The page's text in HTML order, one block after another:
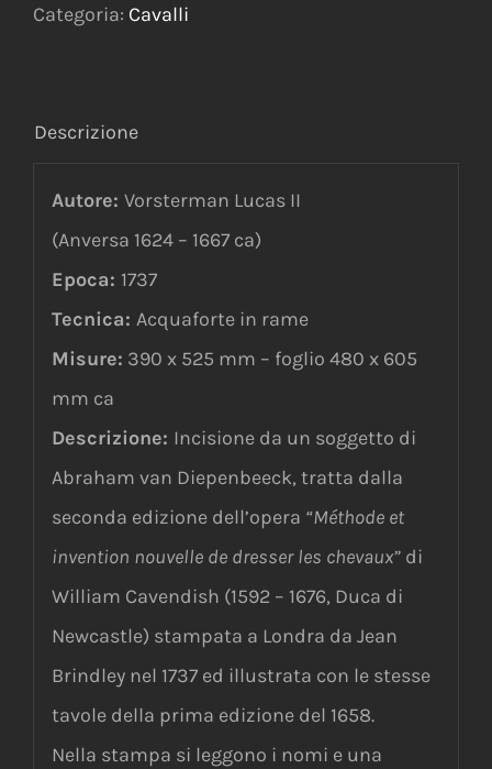
Categoria: Cavalli
Descrizione
Autore: Vorsterman Lucas II
(Anversa 1624 – 1667 ca)
Epoca: 1737
Tecnica: Acquaforte in rame
Misure: 390 x 525 mm – foglio 480 x 605
mm ca
Descrizione: Incisione da un soggetto di
Abraham van Diepenbeeck, tratta dalla
seconda edizione dell’opera “Méthode et
invention nouvelle de dresser les chevaux”di
William Cavendish (1592 – 1676, Duca di
Newcastle) stampata a Londra da Jean
Brindley nel 1737 ed illustrata con le stesse
tavole della prima edizione del 1658.
Nella stampa si leggono i nomi e una